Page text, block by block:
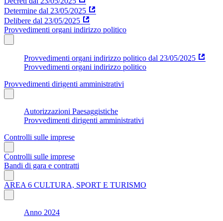
Determine dal 23/05/2025
Delibere dal 23/05/2025
Provvedimenti organi indirizzo politico
Provvedimenti organi indirizzo politico dal 23/05/2025
Provvedimenti organi indirizzo politico
Provvedimenti dirigenti amministrativi
Autorizzazioni Paesaggistiche
Provvedimenti dirigenti amministrativi
Controlli sulle imprese
Controlli sulle imprese
Bandi di gara e contratti
AREA 6 CULTURA, SPORT E TURISMO
Anno 2024